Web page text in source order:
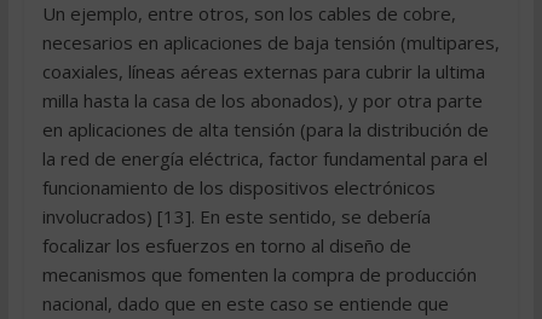
Un ejemplo, entre otros, son los cables de cobre,
necesarios en aplicaciones de baja tensión (multipares,
coaxiales, líneas aéreas externas para cubrir la ultima
milla hasta la casa de los abonados), y por otra parte
en aplicaciones de alta tensión (para la distribución de
la red de energía eléctrica, factor fundamental para el
funcionamiento de los dispositivos electrónicos
involucrados) [13]. En este sentido, se debería
focalizar los esfuerzos en torno al diseño de
mecanismos que fomenten la compra de producción
nacional, dado que en este caso se entiende que